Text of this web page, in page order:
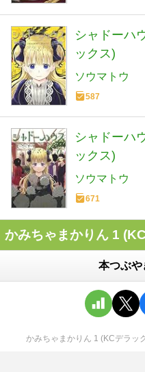
シャドーハ
ックス)
ソウマトウ
587
シャドーハ
ックス)
ソウマトウ
671
かみちゃまかりん 1
本つぶや
かみちゃまかりん 1 (KCデラッ